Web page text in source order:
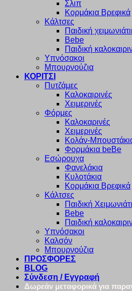
Σλιπ
Κορμάκια Βρεφικά
Κάλτσες
Παιδική
Bebe
Παιδική
Υπνόσακοι
Μπουρνούζια
ΚΟΡΙΤΣΙ
Πυτζάμες
Καλοκαιρινές
Χειμερινές
Φόρμες
Καλοκαρινές
Χειμερινές
Κολάν-
Φορμάκια beBe
Εσώρουχα
Φανελάκια
Κυλοτάκια
Κορμάκια Βρεφικά
Κάλτσες
Παιδική
Bebe
Παιδική
Υπνόσακοι
Καλσόν
Μπουρνούζια
ΠΡΟΣΦΟΡΕΣ
BLOG
Σύνδεση / Εγγραφή
Δωρεάν μεταφορικά για